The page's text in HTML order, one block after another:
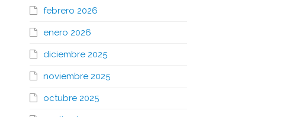
febrero 2026
enero 2026
diciembre 2025
noviembre 2025
octubre 2025